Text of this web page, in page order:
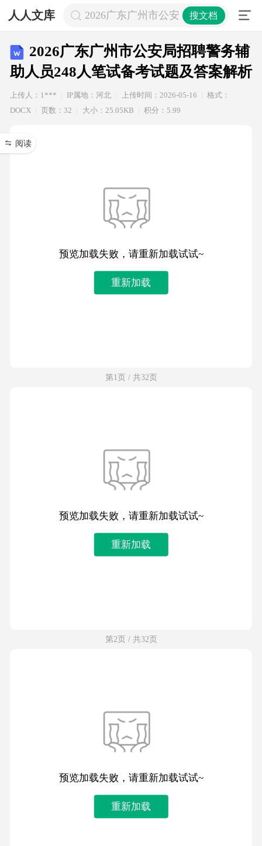
人人文库 2026广东广州市公安局招聘警务辅助
搜文档
2026广东广州市公安局招聘警务辅
助人员248人笔试备考试题及答案解析
上传人：1*** IP属地：河北 上传时间：2026-05-16
格式：
DOCX
页数：32 大小：25.05KB 积分：5.99
阅读
预览加载失败，请重新加载试试~
重新加载
第1页 / 共32页
预览加载失败，请重新加载试试~
重新加载
第2页 / 共32页
预览加载失败，请重新加载试试~
重新加载